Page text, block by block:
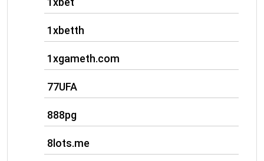
1xbetth
1xgameth.com
77UFA
888pg
8lots.me